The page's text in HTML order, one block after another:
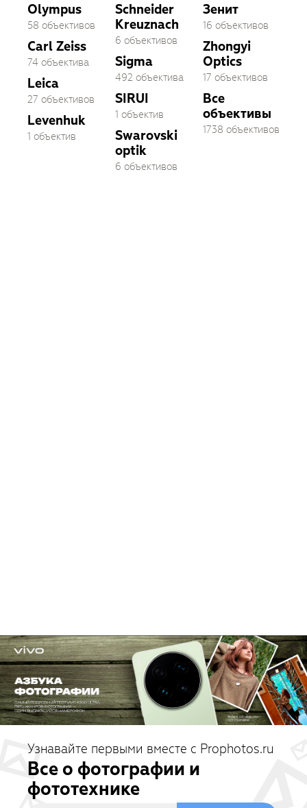
Olympus
58 объективов
Carl Zeiss
74 объектива
Leica
27 объективов
Levenhuk
1 объектив
Schneider
Kreuznach
6 объективов
Sigma
492 объектива
SIRUI
1 объектив
Swarovski
optik
6 объективов
Зенит
16 объективов
Zhongyi
Optics
17 объективов
Все
объективы
1738 объективов
Узнавайте первыми вместе с Prophotos.ru
Все о фотографии и
фототехнике